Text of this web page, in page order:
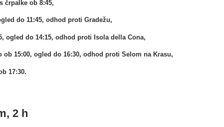
črpalke ob 8:45,
do 11:45, odhod proti Gradežu,
ogled do 14:15, odhod proti Isola della Cona,
15:00, ogled do 16:30, odhod proti Selom na Krasu,
17:30.
2 h